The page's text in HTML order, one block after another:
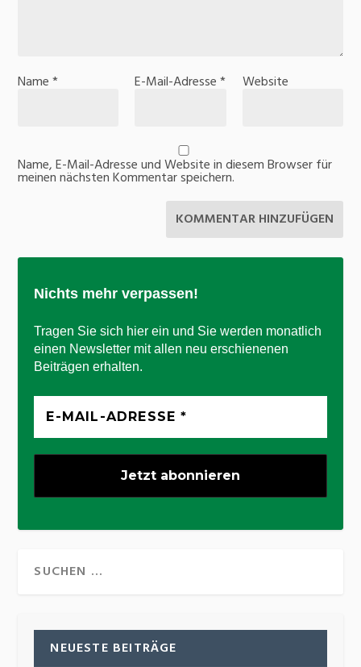
Name* E-Mail-Adresse* Website
Name, E-Mail-Adresse und Website in diesem Browser für
meinen nächsten Kommentar speichern.
Nichts mehr verpassen!
Tragen Sie sich hier ein und Sie werden monatlich
einen Newsletter mit allen neu erschienenen
Beiträgen erhalten.
NEUESTE BEITRÄGE